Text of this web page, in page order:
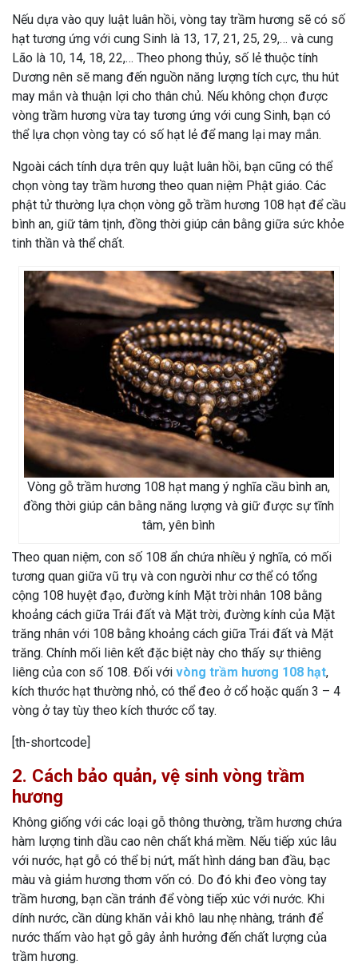
Nếu dựa vào quy luật luân hồi, vòng tay trầm hương sẽ có số
hạt tương ứng với cung Sinh là 13, 17, 21, 25, 29,… và cung
Lão là 10, 14, 18, 22,… Theo phong thủy, số lẻ thuộc tính
Dương nên sẽ mang đến nguồn năng lượng tích cực, thu hút
may mắn và thuận lợi cho thân chủ. Nếu không chọn được
vòng trầm hương vừa tay tương ứng với cung Sinh, bạn có
thể lựa chọn vòng tay có số hạt lẻ để mang lại may mắn.
Ngoài cách tính dựa trên quy luật luân hồi, bạn cũng có thể
chọn vòng tay trầm hương theo quan niệm Phật giáo. Các
phật tử thường lựa chọn vòng gỗ trầm hương 108 hạt để cầu
bình an, giữ tâm tịnh, đồng thời giúp cân bằng giữa sức khỏe
tinh thần và thể chất.
Vòng gỗ trầm hương 108 hạt mang ý nghĩa cầu bình an,
đồng thời giúp cân bằng năng lượng và giữ được sự tĩnh
tâm, yên bình
Theo quan niệm, con số 108 ẩn chứa nhiều ý nghĩa, có mối
tương quan giữa vũ trụ và con người như cơ thể có tổng
cộng 108 huyệt đạo, đường kính Mặt trời nhân 108 bằng
khoảng cách giữa Trái đất và Mặt trời, đường kính của Mặt
trăng nhân với 108 bằng khoảng cách giữa Trái đất và Mặt
trăng. Chính mối liên kết đặc biệt này cho thấy sự thiêng
liêng của con số 108. Đối với vòng trầm hương 108 hạt,
kích thước hạt thường nhỏ, có thể đeo ở cổ hoặc quấn 3 – 4
vòng ở tay tùy theo kích thước cổ tay.
[th-shortcode]
2. Cách bảo quản, vệ sinh vòng trầm
hương
Không giống với các loại gỗ thông thường, trầm hương chứa
hàm lượng tinh dầu cao nên chất khá mềm. Nếu tiếp xúc lâu
với nước, hạt gỗ có thể bị nứt, mất hình dáng ban đầu, bạc
màu và giảm hương thơm vốn có. Do đó khi đeo vòng tay
trầm hương, bạn cần tránh để vòng tiếp xúc với nước. Khi
dính nước, cần dùng khăn vải khô lau nhẹ nhàng, tránh để
nước thấm vào hạt gỗ gây ảnh hưởng đến chất lượng của
trầm hương.